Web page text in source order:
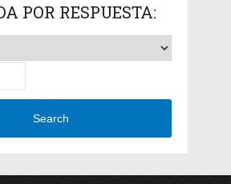
POR RESPUESTA:
Search